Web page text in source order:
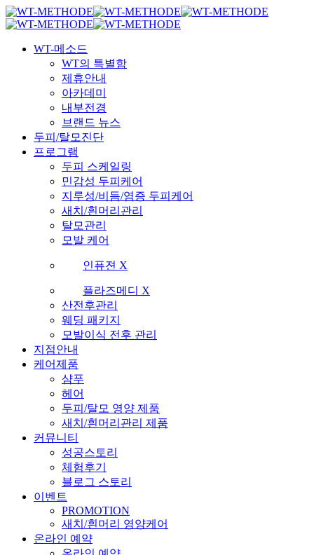
국내 최초 두피케어 브랜드
국내 최초 두피케어 브랜드
Skip
to
content
Menu
WT-메소드
WT의 특별함
제휴안내
아카데미
내부전경
브랜드 뉴스
두피/탈모진단
프로그램
두피 스케일링
민감성 두피케어
지루성/비듬/염증 두피케어
새치/흰머리관리
탈모관리
모발 케어
인퓨젼 X
플라즈메디 X
산전후관리
웨딩 패키지
모발이식 전후 관리
지점안내
케어제품
샴푸
헤어
두피/탈모 영양 제품
새치/흰머리관리 제품
커뮤니티
성공스토리
체험후기
블로그 스토리
이벤트
PROMOTION
새치/흰머리 영양케어
온라인 예약